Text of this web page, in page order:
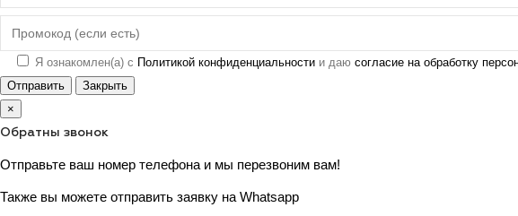
Я ознакомлен(а) с Политикой конфиденциальности и даю согласие на обработку
Отправить
Закрыть
×
Обратны звонок
Отправьте ваш номер телефона и мы перезвоним вам!
Также вы можете отправить заявку на Whatsapp